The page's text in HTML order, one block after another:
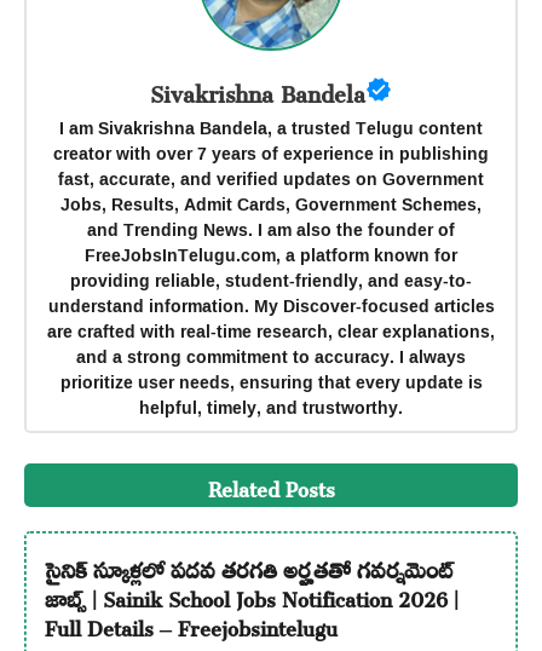
Sivakrishna Bandela
I am Sivakrishna Bandela, a trusted Telugu content
creator with over 7 years of experience in publishing
fast, accurate, and verified updates on Government
Jobs, Results, Admit Cards, Government Schemes,
and Trending News. I am also the founder of
FreeJobsInTelugu.com, a platform known for
providing reliable, student-friendly, and easy-to-
understand information. My Discover-focused articles
are crafted with real-time research, clear explanations,
and a strong commitment to accuracy. I always
prioritize user needs, ensuring that every update is
helpful, timely, and trustworthy.
Related Posts
సైనిక్ స్కూళ్లలో పదవ తరగతి అర్హతతో గవర్నమెంట్
జాబ్స్ | Sainik School Jobs Notification 2026 |
Full Details – Freejobsintelugu